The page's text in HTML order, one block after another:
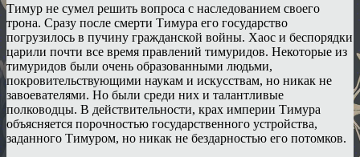
Тимур не сумел решить вопроса с наследованием своего
трона. Сразу после смерти Тимура его государство
погрузилось в пучину гражданской войны. Хаос и беспорядки
царили почти все время правлений тимуридов. Некоторые из
тимуридов были очень образованными людьми,
покровительствующими наукам и искусствам, но никак не
завоевателями. Но были среди них и талантливые
полководцы. В действительности, крах империи Тимура
объясняется порочностью государственного устройства,
заданного Тимуром, но никак не бездарностью его потомков.